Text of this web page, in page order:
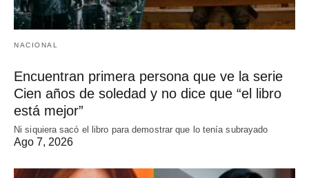
NACIONAL
Encuentran primera persona que ve la serie
Cien años de soledad y no dice que “el libro
está mejor”
Ni siquiera sacó el libro para demostrar que lo tenía subrayado
Ago 7, 2026